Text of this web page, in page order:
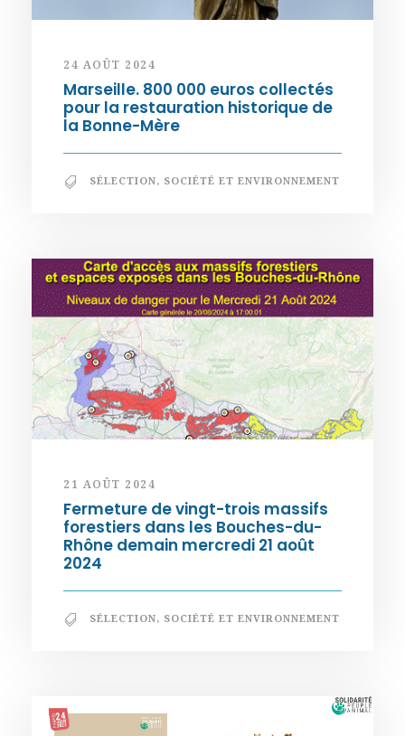
24 AOÛT 2024
Marseille. 800 000 euros collectés
pour la restauration historique de
la Bonne-Mère
SÉLECTION, SOCIÉTÉ ET ENVIRONNEMENT
21 AOÛT 2024
Fermeture de vingt-trois massifs
forestiers dans les Bouches-du-
Rhône demain mercredi 21 août
2024
SÉLECTION, SOCIÉTÉ ET ENVIRONNEMENT